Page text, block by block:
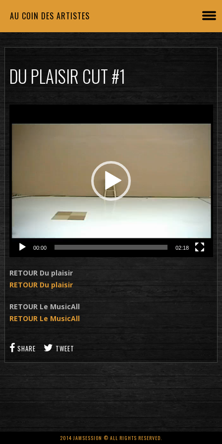
AU COIN DES ARTISTES
DU PLAISIR CUT #1
vidéo
00:00 02:18
RETOUR Du plaisir
RETOUR Du plaisir
RETOUR Le MusicAll
RETOUR Le MusicAll
SHARE TWEET
2014 JAMSESSION © ALL RIGHTS RESERVED.